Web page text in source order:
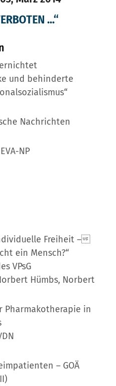
...“
und behinderte
Nachrichten
NP
Freiheit –
ein Mensch?“
VPsG
Hümbs, Norbert
Pharmakotherapie in
– GOÄ